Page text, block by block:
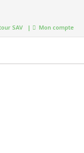
SAV | Mon compte